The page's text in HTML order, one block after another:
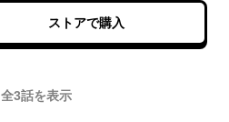
ストアで購入
全3話を表示